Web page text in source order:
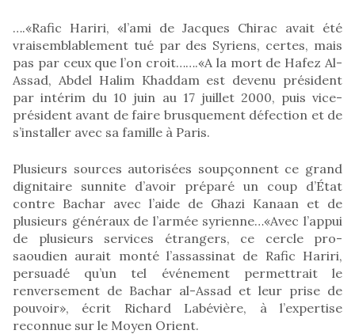
….«Rafic Hariri, «l’ami de Jacques Chirac avait été
vraisemblablement tué par des Syriens, certes, mais
pas par ceux que l’on croit…….«A la mort de Hafez Al-
Assad, Abdel Halim Khaddam est devenu président
par intérim du 10 juin au 17 juillet 2000, puis vice-
président avant de faire brusquement défection et de
s’installer avec sa famille à Paris.
Plusieurs sources autorisées soupçonnent ce grand
dignitaire sunnite d’avoir préparé un coup d’État
contre Bachar avec l’aide de Ghazi Kanaan et de
plusieurs généraux de l’armée syrienne…«Avec l’appui
de plusieurs services étrangers, ce cercle pro-
saoudien aurait monté l’assassinat de Rafic Hariri,
persuadé qu’un tel événement permettrait le
renversement de Bachar al-Assad et leur prise de
pouvoir», écrit Richard Labévière, à l’expertise
reconnue sur le Moyen Orient.